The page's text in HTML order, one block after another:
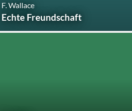
F. Wallace
Echte Freundschaft